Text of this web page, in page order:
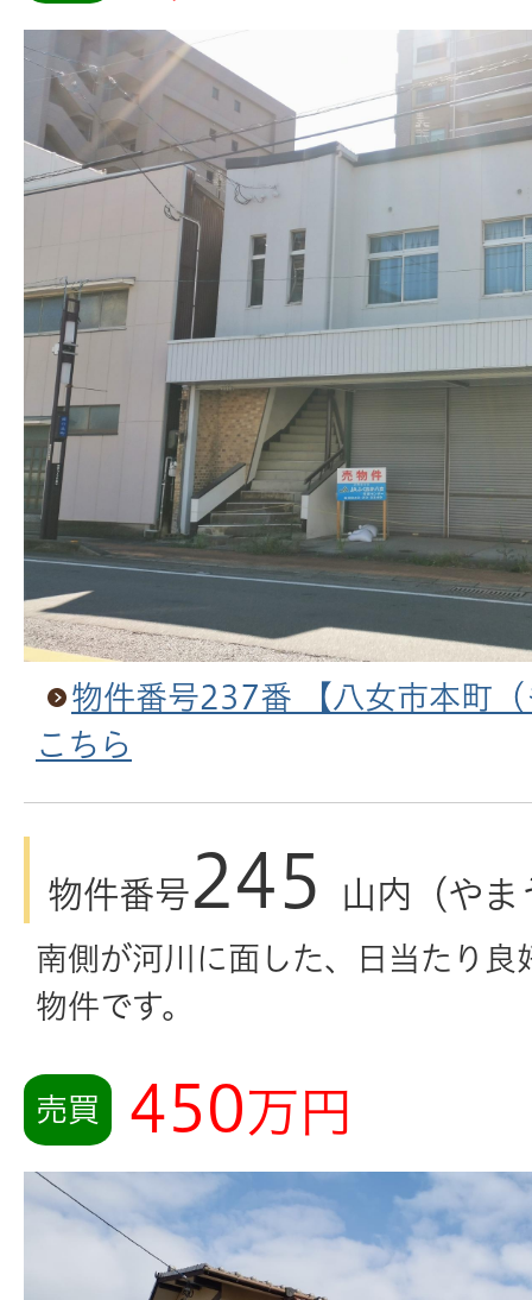
物件番号237番 【八女市本町
こちら
物件番号245 山内（やま
南側が河川に面した、日当たり良
物件です。
売買 450万円